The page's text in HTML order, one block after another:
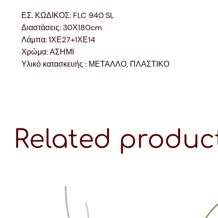
ΕΣ. ΚΩΔΙΚΟΣ: FLC 940 SL
Διαστάσεις: 30Χ180cm
Λάμπα: 1ΧΕ27+1ΧΕ14
Χρώμα: ΑΣΗΜΙ
Υλικό κατασκευής : ΜΕΤΑΛΛΟ, ΠΛΑΣΤΙΚΟ
Related